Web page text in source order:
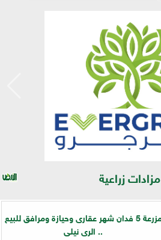
مزادات زراعية
مزرعة 5 فدان شهر عقارى وحيازة ومرافق للبيع
.. الرى نيلى